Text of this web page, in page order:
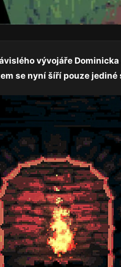
vývojáře
se nyní šíří pouze